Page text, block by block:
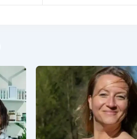
Sylvia Joris
il y a 1 an
Aromathérapie,Thérapies
naturelles